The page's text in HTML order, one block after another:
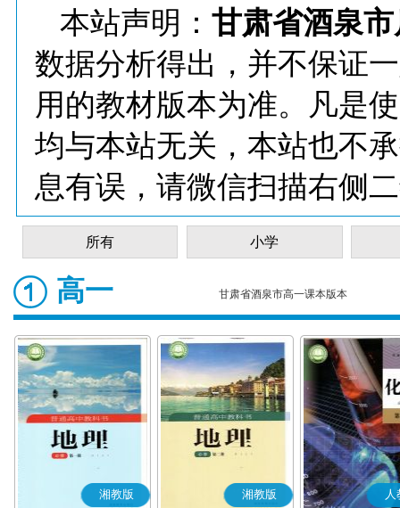
本站声明： 甘肃省酒泉
数据分析得出，并不保证
用的教材版本为准。凡是
均与本站无关，本站也不
息有误，请微信扫描右侧
所有 小学
高一 甘肃省酒泉市高一课本版本
湘教版 湘教版 人